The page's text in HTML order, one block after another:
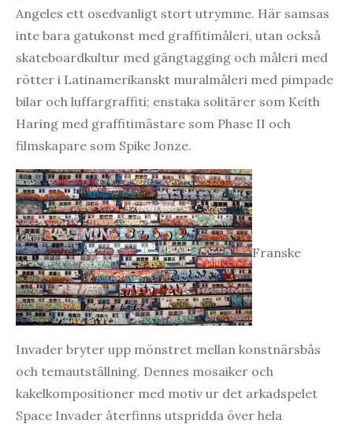
Angeles ett osedvanligt stort utrymme. Här samsas
inte bara gatukonst med graffitimåleri, utan också
skateboardkultur med gängtagging och måleri med
rötter i Latinamerikanskt muralmåleri med pimpade
bilar och luffargraffiti; enstaka solitärer som Keith
Haring med graffitimästare som Phase II och
filmskapare som Spike Jonze.
Franske
Invader bryter upp mönstret mellan konstnärsbås
och temautställning. Dennes mosaiker och
kakelkompositioner med motiv ur det arkadspelet
Space Invader återfinns utspridda över hela